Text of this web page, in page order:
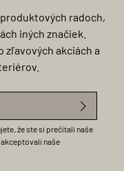
radoch,
iných značiek.
zľavových akciách a
že ste si prečítali naše
akceptovali naše